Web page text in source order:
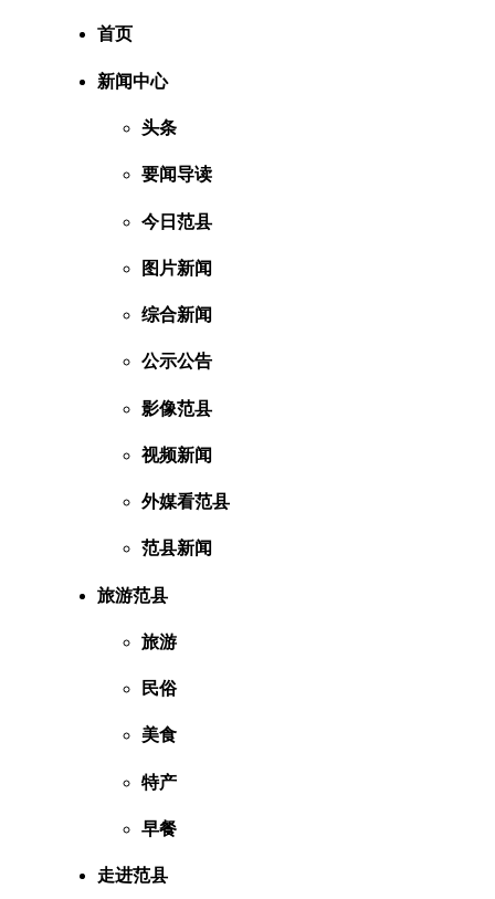
首页
新闻中心
头条
要闻导读
今日范县
图片新闻
综合新闻
公示公告
影像范县
视频新闻
外媒看范县
范县新闻
旅游范县
旅游
民俗
美食
特产
早餐
走进范县